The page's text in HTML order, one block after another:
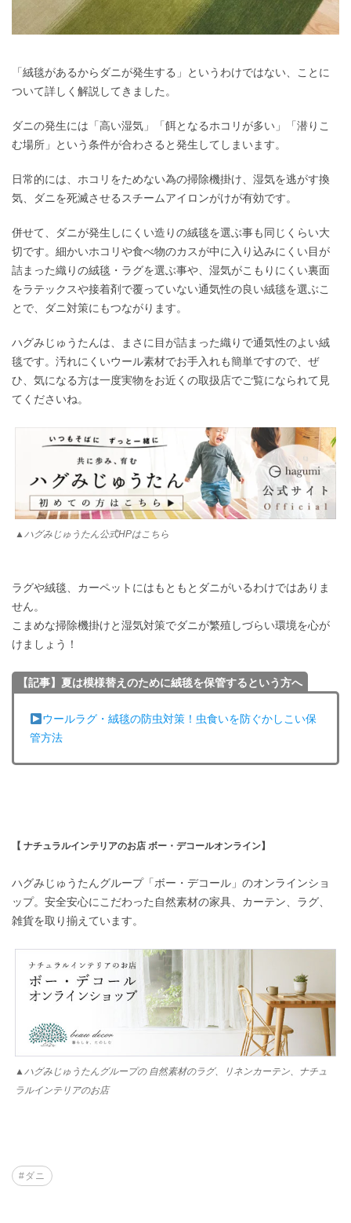
「絨毯があるからダニが発生する」というわけではない、ことに
ついて詳しく解説してきました。
ダニの発生には「高い湿気」「餌となるホコリが多い」「潜りこ
む場所」という条件が合わさると発生してしまいます。
日常的には、ホコリをためない為の掃除機掛け、湿気を逃がす換
気、ダニを死滅させるスチームアイロンがけが有効です。
併せて、ダニが発生しにくい造りの絨毯を選ぶ事も同じくらい大
切です。細かいホコリや食べ物のカスが中に入り込みにくい目が
詰まった織りの絨毯・ラグを選ぶ事や、湿気がこもりにくい裏面
をラテックスや接着剤で覆っていない通気性の良い絨毯を選ぶこ
とで、ダニ対策にもつながります。
ハグみじゅうたんは、まさに目が詰まった織りで通気性のよい絨
毯です。汚れにくいウール素材でお手入れも簡単ですので、ぜ
ひ、気になる方は一度実物をお近くの取扱店でご覧になられて見
てくださいね。
▲ハグみじゅうたん公式HPはこちら
ラグや絨毯、カーペットにはもともとダニがいるわけではありま
せん。
こまめな掃除機掛けと湿気対策でダニが繁殖しづらい環境を心が
けましょう！
【記事】夏は模様替えのために絨毯を保管するという方へ
ウールラグ・絨毯の防虫対策！虫食いを防ぐかしこい保
管方法
【 ナチュラルインテリアのお店 ボー・デコールオンライン】
ハグみじゅうたんグループ「ボー・デコール」のオンラインショ
ップ。安全安心にこだわった自然素材の家具、カーテン、ラグ、
雑貨を取り揃えています。
▲ハグみじゅうたんグループの 自然素材のラグ、リネンカーテン、ナチュ
ラルインテリアのお店
#ダニ